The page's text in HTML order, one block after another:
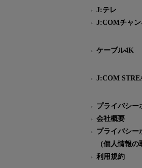
J:テレ
J:COMチャ
ケーブル4K
J:COM
プライバシー
会社概要
プライバシー
（個人情報の
利用規約